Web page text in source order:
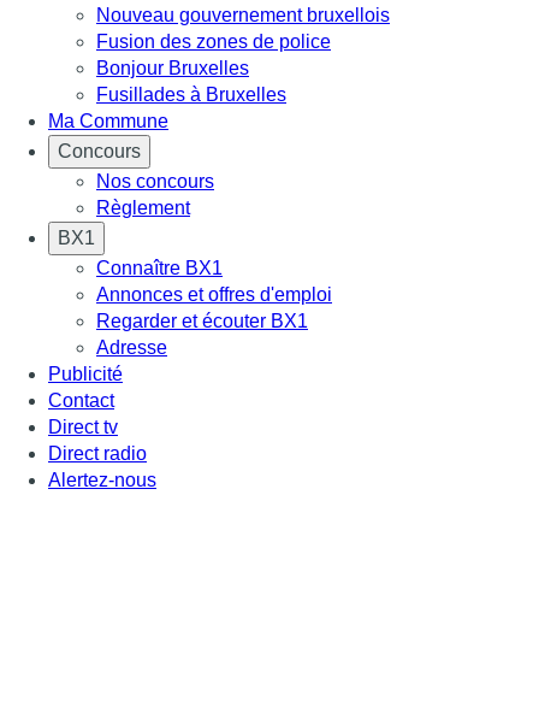
Nouveau gouvernement bruxellois
Fusion des zones de police
Bonjour Bruxelles
Fusillades à Bruxelles
Ma Commune
Concours
Nos concours
Règlement
BX1
Connaître BX1
Annonces et offres d'emploi
Regarder et écouter BX1
Adresse
Publicité
Contact
Direct tv
Direct radio
Alertez-nous